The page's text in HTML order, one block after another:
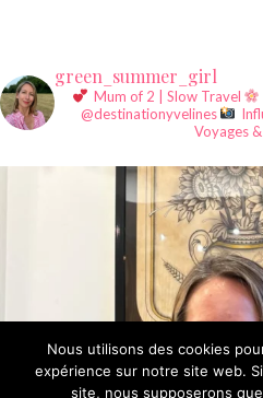
green_summer_girl
Mum of 2 | Slow Travel
@destinationyvelines
Voyages
Nous utilisons des cookies
expérience sur notre site web.
site, nous supposerons